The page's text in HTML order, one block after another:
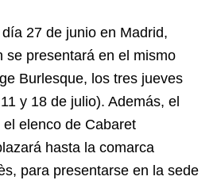
27 de junio en Madrid,
se presentará en el mismo
Burlesque, los tres jueves
y 18 de julio). Además, el
elenco de Cabaret
hasta la comarca
para presentarse en la sede